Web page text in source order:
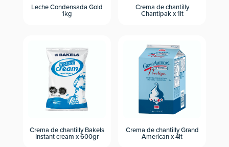
Leche Condensada Gold
1kg
Crema de chantilly
Chantipak x 1lt
Crema de chantilly Bakels
Instant cream x 600gr
Crema de chantilly Grand
American x 4lt